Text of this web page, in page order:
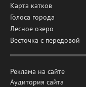
Карта катков
Голоса города
Лесное озеро
Весточка с передовой
Реклама на сайте
Аудитория сайта